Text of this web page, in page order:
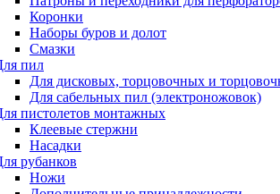
Коронки
Наборы буров и долот
Смазки
пил
Для дисковых, торцовочных и
Для сабельных пил (электроножовок)
пистолетов монтажных
Клеевые стержни
Насадки
рубанков
Ножи